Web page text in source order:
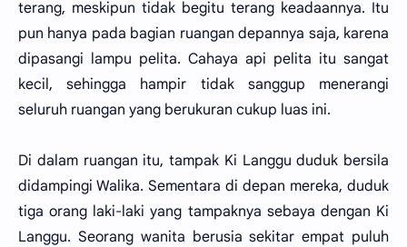
terang, meskipun tidak begitu terang keadaannya. Itu
pun hanya pada bagian ruangan depannya saja, karena
dipasangi lampu pelita. Cahaya api pelita itu sangat
kecil, sehingga hampir tidak sanggup menerangi
seluruh ruangan yang berukuran cukup luas ini.
Di dalam ruangan itu, tampak Ki Langgu duduk bersila
didampingi Walika. Sementara di depan mereka, duduk
tiga orang laki-laki yang tampaknya sebaya dengan Ki
Langgu. Seorang wanita berusia sekitar empat puluh